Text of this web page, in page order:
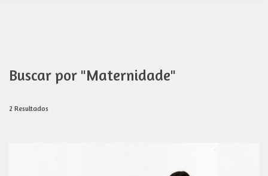
Buscar por "Maternidade"
2 Resultados